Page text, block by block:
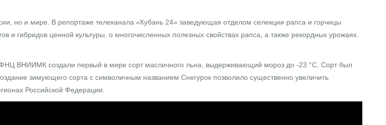
но и мире. В репортаже телеканала «Кубань 24» заведующая отделом селекции рапса и горчицы
и гибридов ценной культуры, о многочисленных полезных свойствах рапса, а также рекордных урожаях.
ВНИИМК создали первый в мире сорт масличного льна, выдерживающий мороз до -23 °C. Сорт был
зимующего сорта с символичным названием Снегурок позволило существенно увеличить
Российской Федерации.